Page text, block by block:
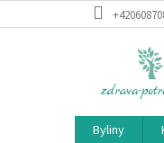
na
Byliny